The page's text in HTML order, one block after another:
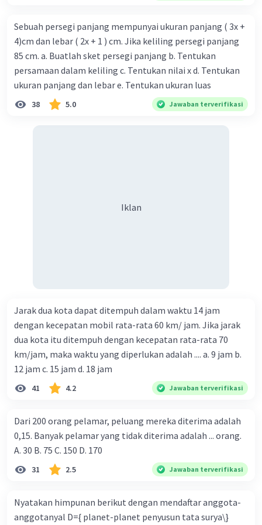
Sebuah persegi panjang mempunyai ukuran panjang ( 3x +
4)cm dan lebar ( 2x + 1 ) cm. Jika keliling persegi panjang
85 cm. a. Buatlah sket persegi panjang b. Tentukan
persamaan dalam keliling c. Tentukan nilai x d. Tentukan
ukuran panjang dan lebar e. Tentukan ukuran luas
38 5.0 Jawaban terverifikasi
Iklan
Jarak dua kota dapat ditempuh dalam waktu 14 jam
dengan kecepatan mobil rata-rata 60 km/ jam. Jika jarak
dua kota itu ditempuh dengan kecepatan rata-rata 70
km/jam, maka waktu yang diperlukan adalah .... a. 9 jam b.
12 jam c. 15 jam d. 18 jam
41 4.2 Jawaban terverifikasi
Dari 200 orang pelamar, peluang mereka diterima adalah
0,15. Banyak pelamar yang tidak diterima adalah ... orang.
A. 30 B. 75 C. 150 D. 170
31 2.5 Jawaban terverifikasi
Nyatakan himpunan berikut dengan mendaftar anggota-
anggotanyal D={ planet-planet penyusun tata surya\}